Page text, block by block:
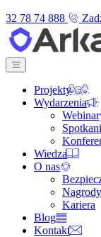
32 78 74 888
Projekty
Wydarzenia
Wiedza
O nas
Kariera
Blog
Kontakt